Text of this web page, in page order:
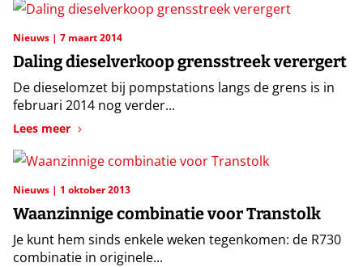
Nieuws 7 maart 2014
Daling dieselverkoop grensstreek verergert
De dieselomzet bij pompstations langs de grens is in
februari 2014 nog verder...
Lees meer
Nieuws 1 oktober 2013
Waanzinnige combinatie voor Transtolk
Je kunt hem sinds enkele weken tegenkomen: de R730
combinatie in originele...